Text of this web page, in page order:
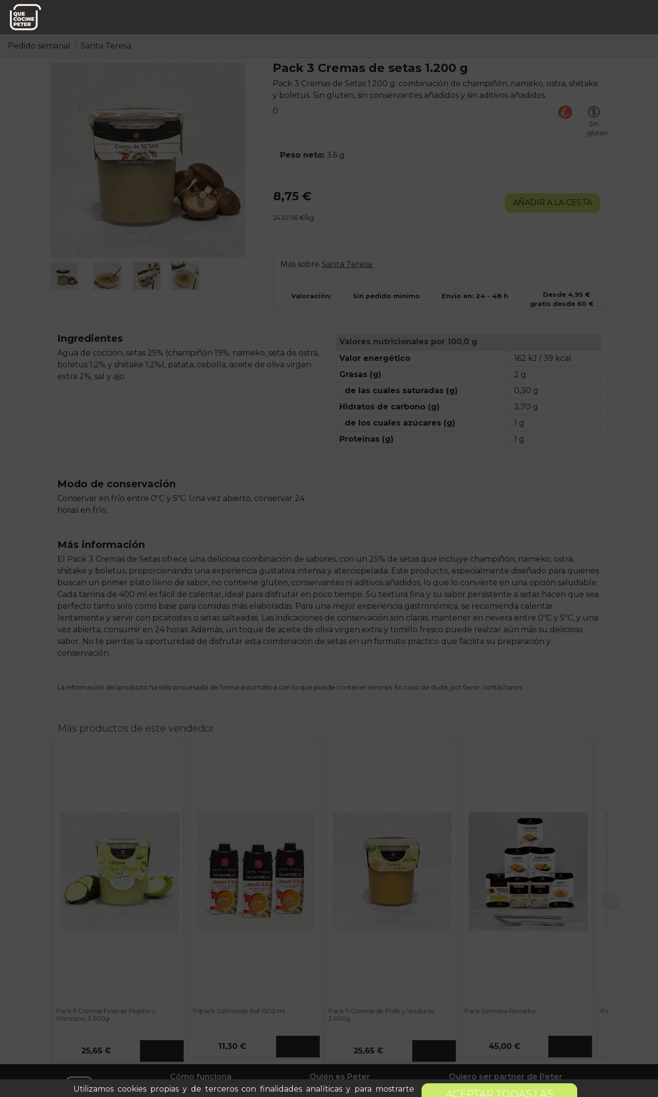
Pedido semanal Santa Teresa
Pack 3 Cremas de setas 1.200 g
Pack 3 Cremas de Setas 1.200 g: combinación de champiñón, nameko, ostra, shiitake
y boletus. Sin gluten, sin conservantes añadidos y sin aditivos añadidos.
0
Sin
gluten
Peso neto: 3.6 g
8,75 €
2430.56 €/kg
AÑADIR A LA CESTA
Más sobre Santa Teresa
Valoración: Sin pedido mínimo Envío en: 24 - 48 h
Desde 4,95 €
gratis desde 60 €
Ingredientes
Agua de cocción, setas 25% (champiñón 19%, nameko, seta de ostra,
boletus 1,2% y shiitake 1,2%), patata, cebolla, aceite de oliva virgen
extra 2%, sal y ajo.
Valores nutricionales por 100,0 g
Valor energético
162 kJ / 39 kcal
Grasas (g)
2 g
de las cuales saturadas (g)
0,30 g
Hidratos de carbono (g)
3,70 g
de los cuales azúcares (g)
1 g
Proteínas (g)
1 g
Modo de conservación
Conservar en frío entre 0ºC y 5ºC. Una vez abierto, conservar 24
horas en frío.
Más información
El Pack 3 Cremas de Setas ofrece una deliciosa combinación de sabores, con un 25% de setas que incluye champiñón, nameko, ostra,
shiitake y boletus, proporcionando una experiencia gustativa intensa y aterciopelada. Este producto, especialmente diseñado para quienes
buscan un primer plato lleno de sabor, no contiene gluten, conservantes ni aditivos añadidos, lo que lo convierte en una opción saludable.
Cada tarrina de 400 ml es fácil de calentar, ideal para disfrutar en poco tiempo. Su textura fina y su sabor persistente a setas hacen que sea
perfecto tanto solo como base para comidas más elaboradas. Para una mejor experiencia gastronómica, se recomienda calentar
lentamente y servir con picatostes o setas salteadas. Las indicaciones de conservación son claras: mantener en nevera entre 0ºC y 5ºC, y una
vez abierta, consumir en 24 horas. Además, un toque de aceite de oliva virgen extra y tomillo fresco puede realzar aún más su delicioso
sabor. No te pierdas la oportunidad de disfrutar esta combinación de setas en un formato práctico que facilita su preparación y
conservación.
La información del producto ha sido procesada de forma automática con lo que puede contener errores. En caso de duda, por favor, contáctanos
Más productos de este vendedor
Pack 9 Cremas Frías de Pepino y
Manzana, 3.600g
25,65 €
Tripack Salmorejo Raf 1500 ml
11,30 €
Pack 9 Cremas de Pollo y Verduras
3.600g
25,65 €
Pack Semana Resuelta
45,00 €
Pack 9 Cremas
Utilizamos cookies propias y de terceros con finalidades analíticas y para mostrarte
ACEPTAR TODAS LAS
Cómo funciona
Nuestros planes
Quién es Peter
Recursos / Blog
Quiero ser partner de Peter